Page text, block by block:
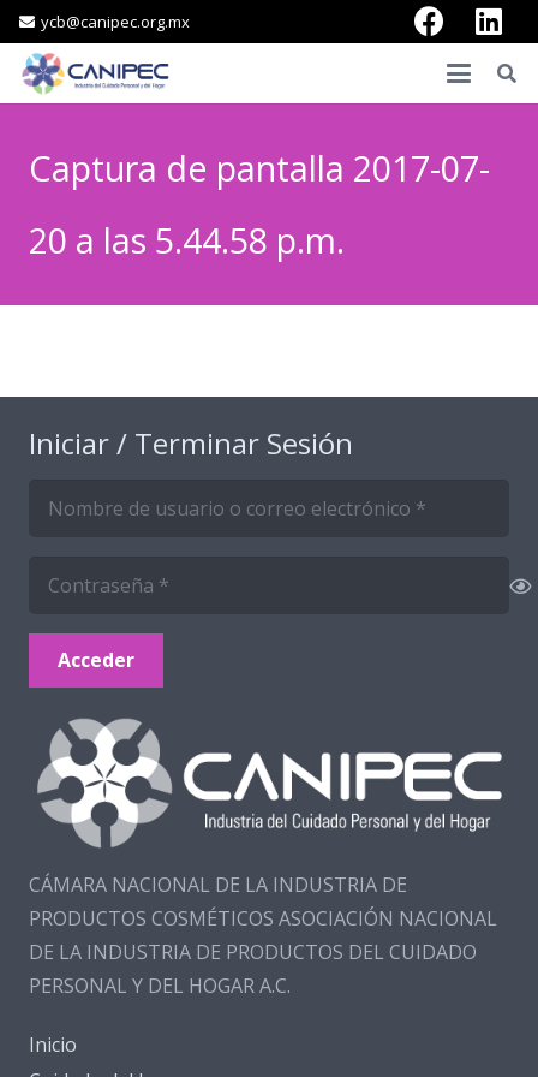
ycb@canipec.org.mx
Captura de pantalla 2017-07-
20 a las 5.44.58 p.m.
Iniciar / Terminar Sesión
Acceder
CÁMARA NACIONAL DE LA INDUSTRIA DE
PRODUCTOS COSMÉTICOS ASOCIACIÓN NACIONAL
DE LA INDUSTRIA DE PRODUCTOS DEL CUIDADO
PERSONAL Y DEL HOGAR A.C.
Inicio